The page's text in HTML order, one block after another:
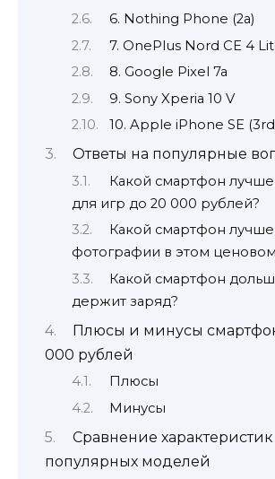
6. Nothing Phone (2a)
7. OnePlus Nord CE 4
8. Google Pixel 7a
9. Sony Xperia 10 V
10. Apple iPhone SE
Ответы на популярные
Какой смартфон
для игр до 20 000 рублей?
Какой смартфон
фотографии в этом
Какой смартфон
держит заряд?
Плюсы и минусы
000 рублей
Плюсы
Минусы
Сравнение характеристик
популярных моделей